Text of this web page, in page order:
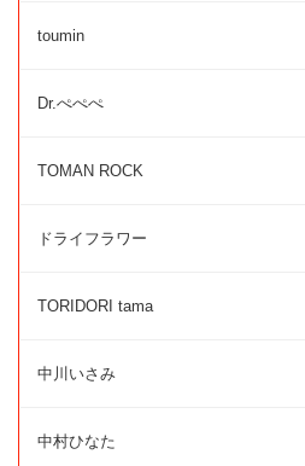
toumin
Dr.ぺぺぺ
TOMAN ROCK
ドライフラワー
TORIDORI tama
中川いさみ
中村ひなた